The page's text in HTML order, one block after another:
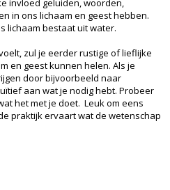
invloed geluiden, woorden,
in ons lichaam en geest hebben.
lichaam bestaat uit water.
zul je eerder rustige of lieflijke
en geest kunnen helen. Als je
door bijvoorbeeld naar
aan wat je nodig hebt. Probeer
het met je doet. Leuk om eens
praktijk ervaart wat de wetenschap